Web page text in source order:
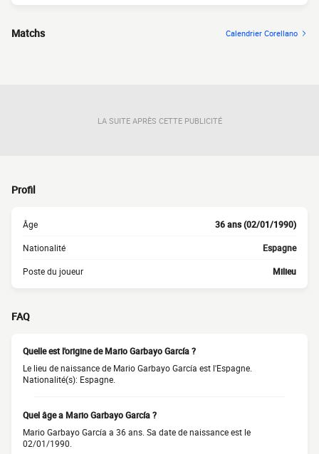
Matchs Calendrier Corellano
LA SUITE APRÈS CETTE PUBLICITÉ
Profil
Âge 36 ans (02/01/1990)
Nationalité Espagne
Poste du joueur Milieu
FAQ
Quelle est l'origine de Mario Garbayo García ?
Le lieu de naissance de Mario Garbayo García est l'Espagne.
Nationalité(s): Espagne.
Quel âge a Mario Garbayo García ?
Mario Garbayo García a 36 ans. Sa date de naissance est le
02/01/1990.